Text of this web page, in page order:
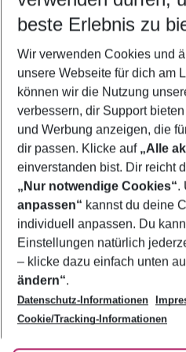
5-8
2 Erwachsene Keine Kinder
Mehr Filter
Footer
Footer navigation
Über uns
AGB
Bestpreisgarantie
Cookie-Einstellungen ändern
Cookie-Richtlinie
Agenturbetreuung
Barrierefreies Reisen
Folge uns
beste Erlebnis zu
Wir verwenden Cookies und
unsere Webseite für dich am
können wir die Nutzung
verbessern, dir Support
und Werbung anzeigen, die
dir passen. Klicke auf „Alle
einverstanden bist. Dir reicht
„Nur notwendige Cookies“.
anpassen“ kannst du deine
individuell anpassen. Du
Einstellungen natürlich
– klicke dazu einfach unten
ändern“.
Datenschutz-Informationen
Cookie/Tracking-Informationen